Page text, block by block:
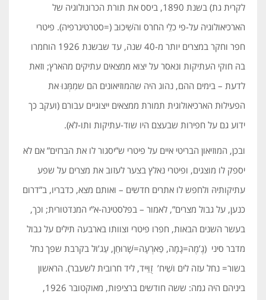
לקרית גת) בשנת 1890, ביסס את תורת הכרונולוגיה של
הארכיאולוגיה על-פי כלֵי החרס והשִׁיכוּב (=סטרטיגרפיה). פיטרי
חפר וחקר במצרים יותר מ-40 שנה, עד שבשנת 1926 הוחמרו
בהּ חוקי העתיקות ונאסר על יצוא ממצאים עתיקים מהארץ; וזאת
לדעת – בימים ההם, נהוג היה שהמוזיאונים הם שמִמְּנוּ את
הפעילוּת הארכיאולוגית תמורת ממצאים ייצוגיים עבורם (ועקב כך
ידוע גם על חפירות שבעצם היו שוד-עתיקות ותו-לא).
ובכן, המוזיאון הבריטי איים על פיטרי ש”יסגור לו את הברזים” אם לא
יספק לו מוצגים, ופיטרי נאלץ בצער לעזוב את מצרים על שפע
עתיקותיהּ ולחפש לו אתרים חדשים – ואותם מצא, כדבריו, ב”דרום
כנען, על גבול מצרים”, לאמור – בפלסטינה-א”י המנדטורית; וכך,
בעשר השנים הבאות, חפרו פיטרי וצוותו בארבעה תילים על גבול
מדבר סיני (גֶ’מֶה=גָמָה, פַארְעָה=שָׁרוּחֵן, עַג’וּל בקרבת שפך נחל
בשור= נחל עזה לים ושֵׁיח’ זֻוֵּייד, ליד חרובית לשעבר). הראשון
ביניהם היה גמה: ששה חודשים ברציפות, מאוקטובר 1926,